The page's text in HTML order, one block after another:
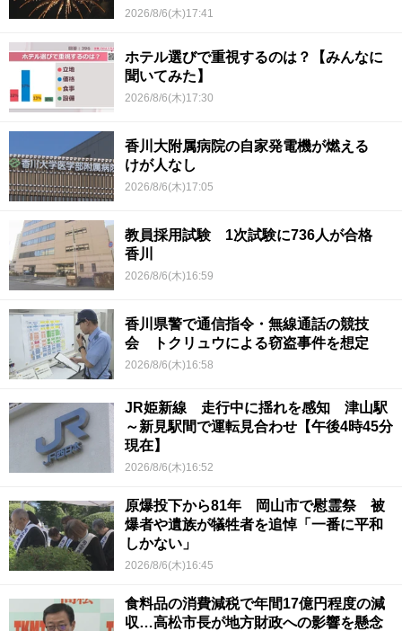
2026/8/6(木)17:41
ホテル選びで重視するのは？【みんなに
聞いてみた】
2026/8/6(木)17:30
香川大附属病院の自家発電機が燃える
けが人なし
2026/8/6(木)17:05
教員採用試験 1次試験に736人が合格
香川
2026/8/6(木)16:59
香川県警で通信指令・無線通話の競技
会 トクリュウによる窃盗事件を想定
2026/8/6(木)16:58
JR姫新線 走行中に揺れを感知 津山駅
～新見駅間で運転見合わせ【午後4時45分
現在】
2026/8/6(木)16:52
原爆投下から81年 岡山市で慰霊祭 被
爆者や遺族が犠牲者を追悼「一番に平和
しかない」
2026/8/6(木)16:45
食料品の消費減税で年間17億円程度の減
収…高松市長が地方財政への影響を懸念